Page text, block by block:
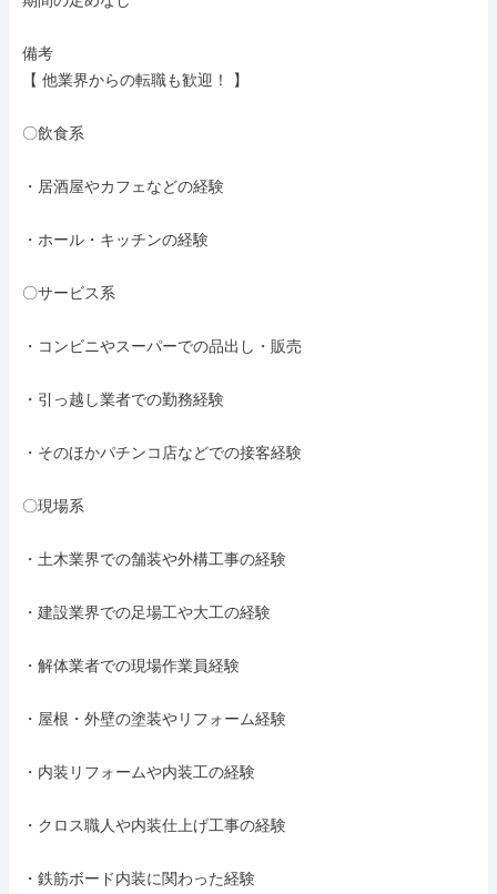
備考
【 他業界からの転職も歓迎！ 】
〇飲食系
・居酒屋やカフェなどの経験
・ホール・キッチンの経験
〇サービス系
・コンビニやスーパーでの品出し・販売
・引っ越し業者での勤務経験
・そのほかパチンコ店などでの接客経験
〇現場系
・土木業界での舗装や外構工事の経験
・建設業界での足場工や大工の経験
・解体業者での現場作業員経験
・屋根・外壁の塗装やリフォーム経験
・内装リフォームや内装工の経験
・クロス職人や内装仕上げ工事の経験
・鉄筋ボード内装に関わった経験